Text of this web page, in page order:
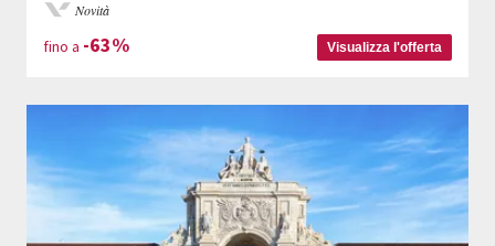
Novità
fino a -63% Visualizza l'offerta